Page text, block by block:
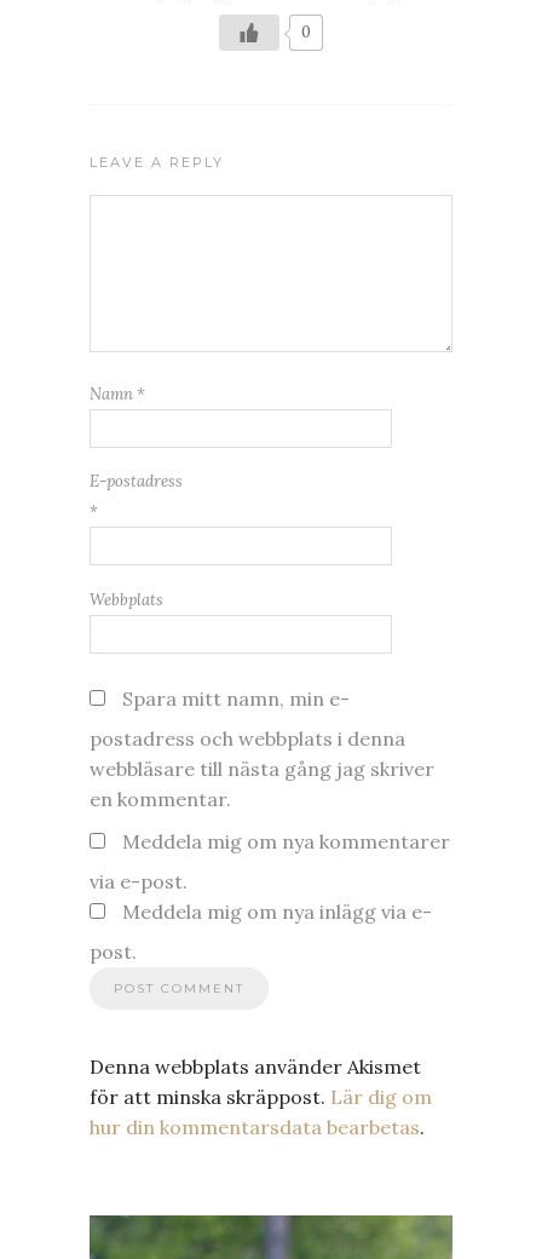
0
LEAVE A REPLY
Namn *
E-postadress
*
Webbplats
Spara mitt namn, min e-
postadress och webbplats i denna
webbläsare till nästa gång jag skriver
en kommentar.
Meddela mig om nya kommentarer
via e-post.
Meddela mig om nya inlägg via e-
post.
Denna webbplats använder Akismet
för att minska skräppost. Lär dig om
hur din kommentarsdata bearbetas.